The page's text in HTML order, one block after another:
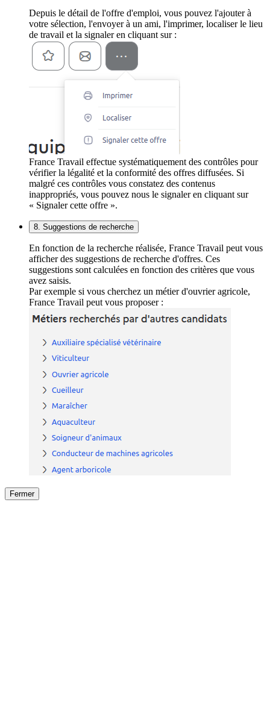
Depuis le détail de l'offre d'emploi, vous pouvez l'ajouter à
votre sélection, l'envoyer à un ami, l'imprimer, localiser le lieu
de travail et la signaler en cliquant sur :
France Travail effectue systématiquement des contrôles pour
vérifier la légalité et la conformité des offres diffusées. Si
malgré ces contrôles vous constatez des contenus
inappropriés, vous pouvez nous le signaler en cliquant sur
« Signaler cette offre ».
8. Suggestions de recherche
En fonction de la recherche réalisée, France Travail peut vous
afficher des suggestions de recherche d'offres. Ces
suggestions sont calculées en fonction des critères que vous
avez saisis.
Par exemple si vous cherchez un métier d'ouvrier agricole,
France Travail peut vous proposer :
Fermer